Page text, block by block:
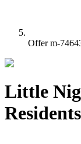
Offer m-
Little